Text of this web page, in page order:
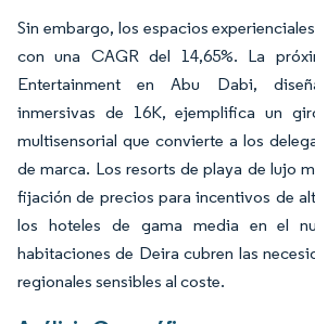
Sin embargo, los espacios
con una CAGR del 14,65%. La
Entertainment en Abu Dabi,
inmersivas de 16K, ejemplifica un
multisensorial que convierte a los
de marca. Los resorts de playa de lujo
fijación de precios para incentivos de
los hoteles de gama media en el
habitaciones de Deira cubren las
regionales sensibles al coste.